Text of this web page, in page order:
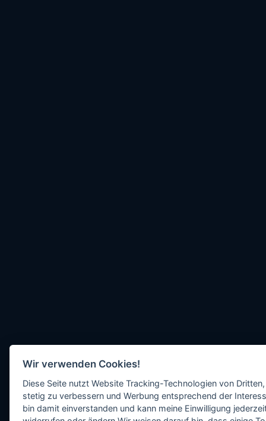
Wir verwenden Cookies!
Diese Seite nutzt Website Tracking-Technologien von
stetig zu verbessern und Werbung entsprechend der
bin damit einverstanden und kann meine Einwilligung